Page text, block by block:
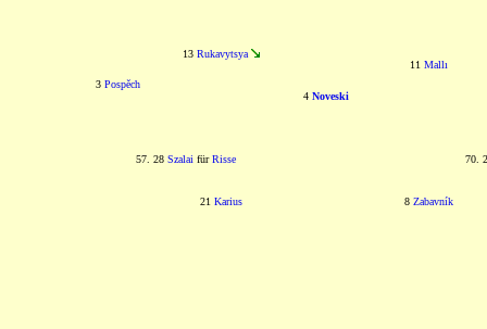
13 Rukavytsya
11 Mallı
3 Pospěch
4 Noveski
57. 28 Szalai fürRisse 70.
21 Karius 8 Zabavník